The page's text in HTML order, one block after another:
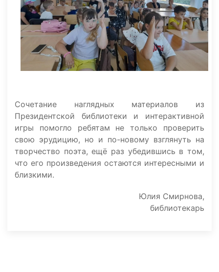
Сочетание наглядных материалов из
Президентской библиотеки и интерактивной
игры помогло ребятам не только проверить
свою эрудицию, но и по-новому взглянуть на
творчество поэта, ещё раз убедившись в том,
что его произведения остаются интересными и
близкими.
Юлия Смирнова,
библиотекарь